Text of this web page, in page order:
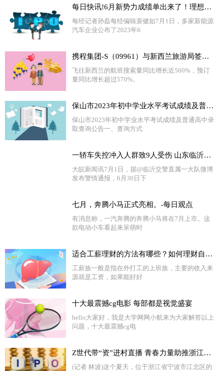
每日快讯!6月新势力成绩单出来了！理想汽车交付量首次突破三万，还有一家企业销量超四万
每经记者孙磊每经编辑裴健如7月1日，多家新能源
汽车企业公布了2023年6
携程集团-S（09961）与新西兰旅游局签署战略合作备忘录
飞往新西兰的航班搜索量同比增长近560%，预订
量同比增长超过570%。
保山市2023年初中学业水平考试成绩及普通高中录取查询公告_环球热点
保山市2023年初中学业水平考试成绩及普通高中录
取查询公告一、查询方式
一轿车失控冲入人群致9人受伤 山东临沂警方通报-全球新动态
大皖新闻讯7月1日，据@临沂交警直属一大队微博
发布警情通报，6月30日下
七月，奔腾小马正式亮相。-每日观点
有消息称，一汽奔腾的奔腾小马将在7月上市。这
款电动小车看起来呆萌时
适合工薪理财的方法有哪些？如何理财自己的工资？
工薪族一般是指在外打工的上班族，主要的收入来
源就是工资，如果能好好
十大最震撼cg电影 每部都是视觉盛宴
hello大家好，我是大学网网小航来为大家解答以上
问题，十大最震撼cg电
Z世代带“资”进村直播 青春力量助推浙江乡村振兴
(记者 林波)这个夏天，位于浙江省宁波市江北区的